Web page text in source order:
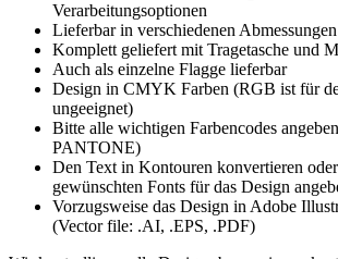
Verarbeitungsoptionen
Lieferbar in verschiedenen Abmessungen
Komplett geliefert mit Tragetasche und
Auch als einzelne Flagge lieferbar
Design in CMYK Farben (RGB ist für
ungeeignet)
Bitte alle wichtigen Farbencodes
PANTONE)
Den Text in Kontouren konvertieren
gewünschten Fonts für das Design
Vorzugsweise das Design in Adobe
(Vector file: .AI, .EPS, .PDF)